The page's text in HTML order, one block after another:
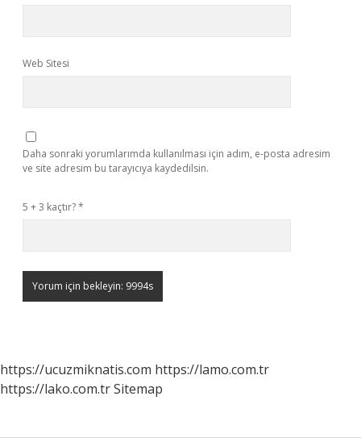
Web Sitesi
Daha sonraki yorumlarımda kullanılması için adım, e-posta adresim
ve site adresim bu tarayıcıya kaydedilsin.
5 + 3 kaçtır?*
https://ucuzmiknatis.com https://lamo.com.tr
https://lako.com.trSitemap